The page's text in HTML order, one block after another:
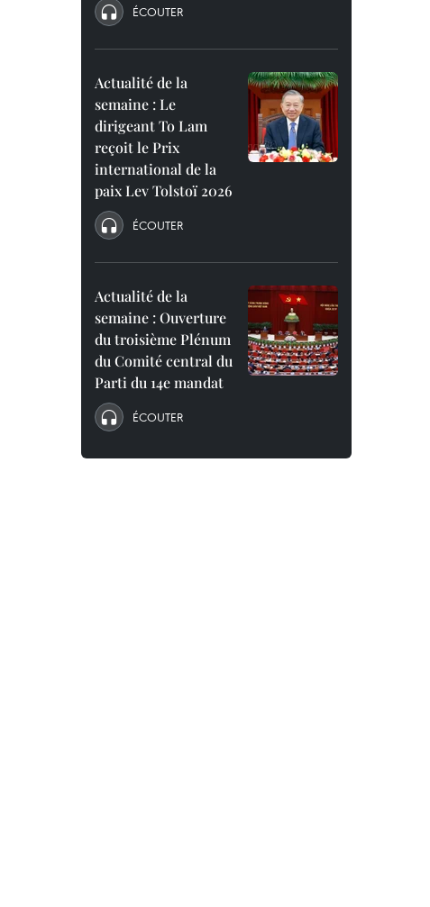
ÉCOUTER
Actualité de la
semaine : Le
dirigeant To Lam
reçoit le Prix
international de la
paix Lev Tolstoï 2026
ÉCOUTER
Actualité de la
semaine : Ouverture
du troisième Plénum
du Comité central du
Parti du 14e mandat
ÉCOUTER